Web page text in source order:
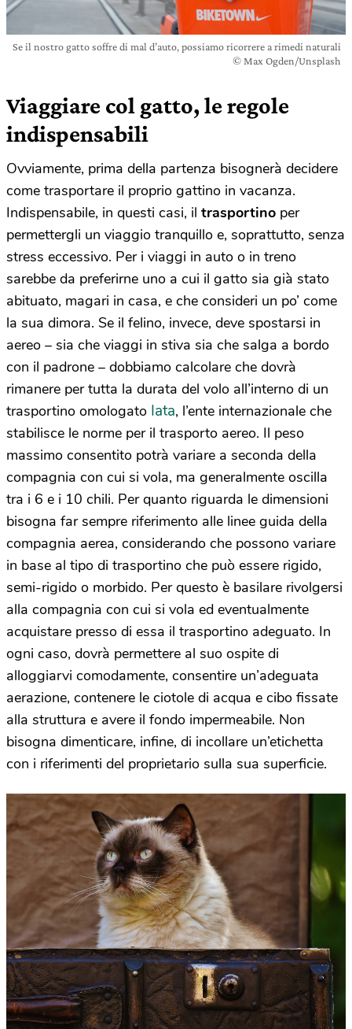
Se il nostro gatto soffre di mal d’auto, possiamo ricorrere a rimedi naturali
© Max Ogden/Unsplash
Viaggiare col gatto, le regole
indispensabili
Ovviamente, prima della partenza bisognerà decidere
come trasportare il proprio gattino in vacanza.
Indispensabile, in questi casi, il trasportino per
permettergli un viaggio tranquillo e, soprattutto, senza
stress eccessivo. Per i viaggi in auto o in treno
sarebbe da preferirne uno a cui il gatto sia già stato
abituato, magari in casa, e che consideri un po’ come
la sua dimora. Se il felino, invece, deve spostarsi in
aereo – sia che viaggi in stiva sia che salga a bordo
con il padrone – dobbiamo calcolare che dovrà
rimanere per tutta la durata del volo all’interno di un
trasportino omologato Iata, l’ente internazionale che
stabilisce le norme per il trasporto aereo. Il peso
massimo consentito potrà variare a seconda della
compagnia con cui si vola, ma generalmente oscilla
tra i 6 e i 10 chili. Per quanto riguarda le dimensioni
bisogna far sempre riferimento alle linee guida della
compagnia aerea, considerando che possono variare
in base al tipo di trasportino che può essere rigido,
semi-rigido o morbido. Per questo è basilare rivolgersi
alla compagnia con cui si vola ed eventualmente
acquistare presso di essa il trasportino adeguato. In
ogni caso, dovrà permettere al suo ospite di
alloggiarvi comodamente, consentire un’adeguata
aerazione, contenere le ciotole di acqua e cibo fissate
alla struttura e avere il fondo impermeabile. Non
bisogna dimenticare, infine, di incollare un’etichetta
con i riferimenti del proprietario sulla sua superficie.